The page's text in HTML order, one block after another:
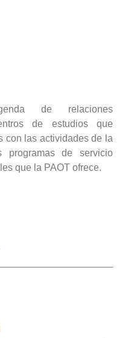
de relaciones
de estudios que
con las actividades de la
programas de servicio
que la PAOT ofrece.